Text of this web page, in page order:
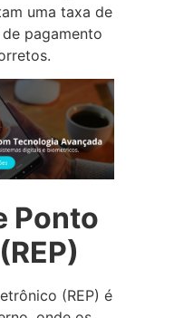
uma taxa de
pagamento
Ponto
(REP) é